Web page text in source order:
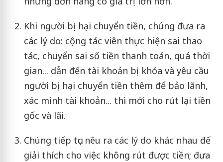
Khi người bị hại chuyển tiền, chúng đưa ra
các lý do: cộng tác viên thực hiện sai thao
tác, chuyển sai số tiền thanh toán, quá thời
gian... dẫn đến tài khoản bị khóa và yêu cầu
người bị hại chuyển tiền thêm để bảo lãnh,
xác minh tài khoản... thì mới cho rút lại tiền
gốc và lãi.
Chúng tiếp tục nêu ra các lý do khác nhau đế
giải thích cho việc không rút được tiền; đưa